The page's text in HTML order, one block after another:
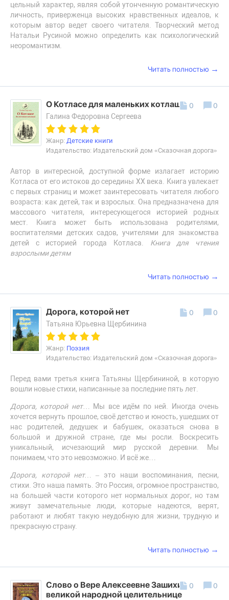
цельный характер, являя собой утонченную романтическую
личность, приверженца высоких нравственных идеалов, к
которым автор ведет своего читателя. Творческий метод
Натальи Русиной можно определить как психологический
неоромантизм.
Читать полностью →
О Котласе для маленьких котлашан
Галина Федоровна Сергеева
Жанр: Детские книги
Издательство: Издательский дом «Сказочная дорога»
Автор в интересной, доступной форме излагает историю
Котласа от его истоков до середины XX века. Книга увлекает
с первых страниц и может заинтересовать читателя любого
возраста: как детей, так и взрослых. Она предназначена для
массового читателя, интересующегося историей родных
мест. Книга может быть использована родителями,
воспитателями детских садов, учителями для знакомства
детей с историей города Котласа. Книга для чтения
взрослыми детям
0 0
Читать полностью →
Дорога, которой нет
Татьяна Юрьевна Щербинина
Жанр: Поэзия
Издательство: Издательский дом «Сказочная дорога»
Перед вами третья книга Татьяны Щербининой, в которую
вошли новые стихи, написанные за последние пять лет.
Дорога, которой нет… Мы все идём по ней. Иногда очень
хочется вернуть прошлое, своё детство и юность, ушедших от
нас родителей, дедушек и бабушек, оказаться снова в
большой и дружной стране, где мы росли. Воскресить
уникальный, исчезающий мир русской деревни. Мы
понимаем, что это невозможно. И всё же…
Дорога, которой нет…
– это наши воспоминания, песни,
стихи. Это наша память. Это Россия, огромное пространство,
на большей части которого нет нормальных дорог, но там
живут замечательные люди, которые надеются, верят,
работают и любят такую неудобную для жизни, трудную и
прекрасную страну.
0 0
Читать полностью →
Слово о Вере Алексеевне Зашихиной. О
великой народной целительнице
0 0